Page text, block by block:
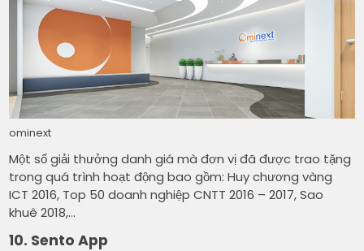
ominext
Một số giải thưởng danh giá mà đơn vị đã được trao tặng
trong quá trình hoạt động bao gồm: Huy chương vàng
ICT 2016, Top 50 doanh nghiệp CNTT 2016 – 2017, Sao
khuê 2018,…
10. Sento App